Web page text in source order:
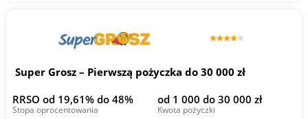
Super Grosz – Pierwszą pożyczka do 30 000 zł
RRSO od 19,61% do 48%
Stopa oprocentowania
od 1 000 do 30 000 zł
Kwota pożyczki